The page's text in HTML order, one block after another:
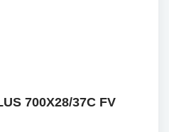
700X28/37C FV